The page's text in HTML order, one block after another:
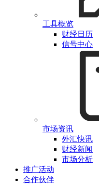
工具概览
财经日历
信号中心
市场资讯
外汇快讯
财经新闻
市场分析
推广活动
合作伙伴